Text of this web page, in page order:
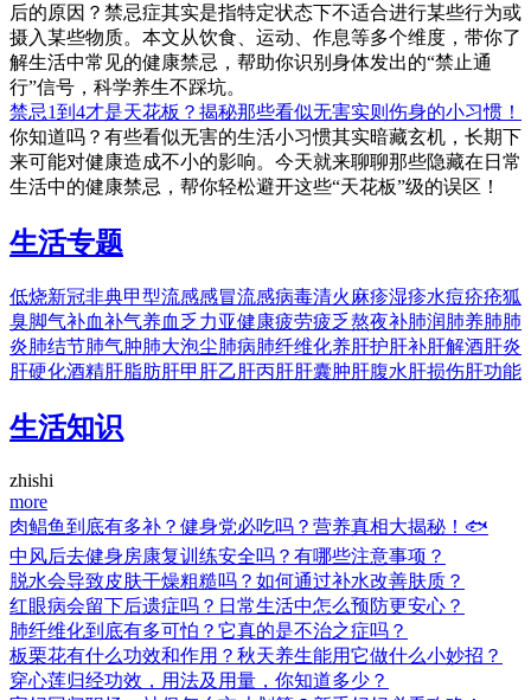
后的原因？禁忌症其实是指特定状态下不适合进行某些行为或
摄入某些物质。本文从饮食、运动、作息等多个维度，带你了
解生活中常见的健康禁忌，帮助你识别身体发出的“禁止通
行”信号，科学养生不踩坑。
禁忌1到4才是天花板？揭秘那些看似无害实则伤身的小习惯！
你知道吗？有些看似无害的生活小习惯其实暗藏玄机，长期下
来可能对健康造成不小的影响。今天就来聊聊那些隐藏在日常
生活中的健康禁忌，帮你轻松避开这些“天花板”级的误区！
生活专题
低烧新冠非典甲型流感感冒流感病毒清火麻疹湿疹水痘疥疮狐
臭脚气补血补气养血 乏力亚健康疲劳疲乏熬夜补肺润肺养肺肺
炎肺结节肺气肿肺大泡尘肺病肺纤维化养肝护肝补肝解酒肝炎
肝硬化酒精肝脂肪肝甲肝乙肝丙肝肝囊肿肝腹水肝损伤肝功能
生活知识
zhishi
more
肉鲳鱼到底有多补？健身党必吃吗？营养真相大揭秘！🐟
中风后去健身房康复训练安全吗？有哪些注意事项？
脱水会导致皮肤干燥粗糙吗？如何通过补水改善肤质？
红眼病会留下后遗症吗？日常生活中怎么预防更安心？
肺纤维化到底有多可怕？它真的是不治之症吗？
板栗花有什么功效和作用？秋天养生能用它做什么小妙招？
穿心莲归经功效，用法及用量，你知道多少？